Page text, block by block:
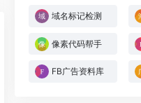
域名标记检测
像素代码帮手
FB广告资料库